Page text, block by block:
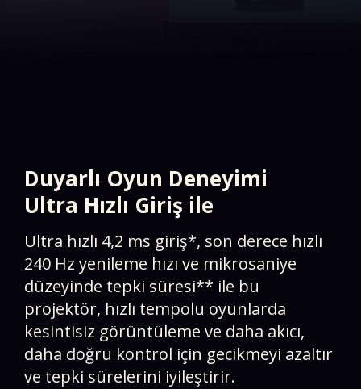
Duyarlı Oyun Deneyimi
​Ultra Hızlı Giriş ile
Ultra hızlı 4,2 ms giriş*, son derece hızlı
240 Hz yenileme hızı ve mikrosaniye
düzeyinde tepki süresi** ile bu
projektör, hızlı tempolu oyunlarda
kesintisiz görüntüleme ve daha akıcı,
daha doğru kontrol için gecikmeyi azaltır
ve tepki sürelerini iyileştirir.​​